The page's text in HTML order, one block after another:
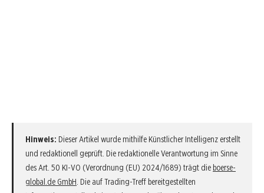
Hinweis: Dieser Artikel wurde mithilfe Künstlicher Intelligenz erstellt
und redaktionell geprüft. Die redaktionelle Verantwortung im Sinne
des Art. 50 KI-VO (Verordnung (EU) 2024/1689) trägt die boerse-
global.de GmbH. Die auf Trading-Treff bereitgestellten